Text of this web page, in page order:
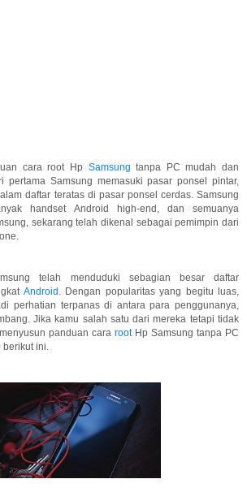
cara root Hp Samsungtanpa PC mudah dan
pertama Samsung memasuki pasar ponsel pintar,
daftar teratas di pasar ponsel cerdas. Samsung
handset Android high-end, dan semuanya
sekarang telah dikenal sebagai pemimpin dari
telah menduduki sebagian besar daftar
Android . Dengan popularitas yang begitu luas,
perhatian terpanas di antara para penggunanya,
Jika kamu salah satu dari mereka tetapi tidak
panduan cara root Hp Samsung tanpa PC
berikut ini.